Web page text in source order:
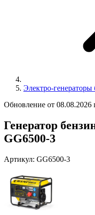
Электро-генераторы
Обновление от 08.08.2026
Генератор
GG6500-3
Артикул: GG6500-3